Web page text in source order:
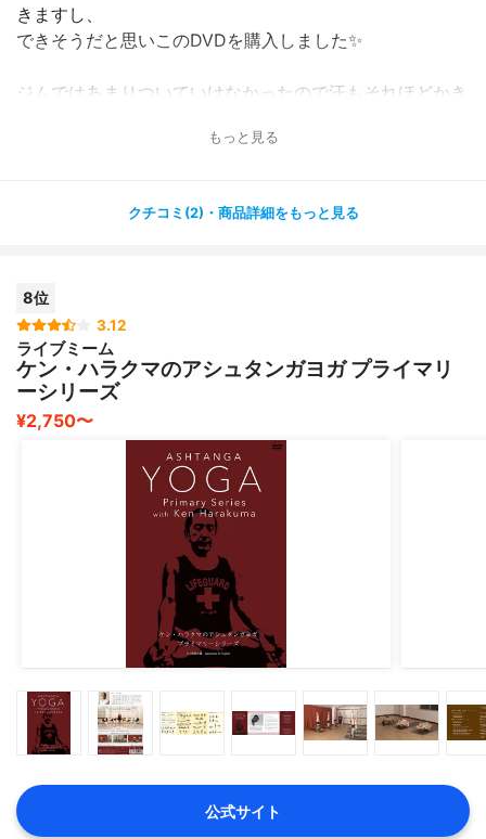
きますし、
できそうだと思いこのDVDを購入しました✨
ジムではあまりついていけなかったので汗もそれほどかき
このDVDでは汗をたっぷりかいてダイエット効果も高い気
田中先生の説明はわかりやすいので、エアロビ初心者でも
エアロビは全身運動なので、見た目以上にハードですが、
音楽に合わせて
楽しみながらできるので、ダイエットが楽しめない人にも
おすすめです?
もっと見る
クチコミ(2)・商品詳細をもっと見る
8位
3.12
ライブミーム
ケン・ハラクマのアシュタンガヨガ プライマリ
ーシリーズ
¥2,750〜
公式サイト